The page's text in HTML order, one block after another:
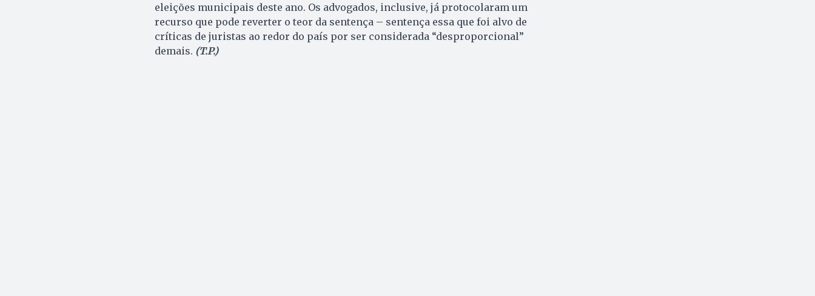
eleições municipais deste ano. Os advogados, inclusive, já protocolaram um
recurso que pode reverter o teor da sentença – sentença essa que foi alvo de
críticas de juristas ao redor do país por ser considerada “desproporcional”
demais. (T.P.)